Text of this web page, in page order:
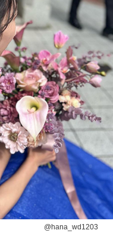
@hana_wd1203